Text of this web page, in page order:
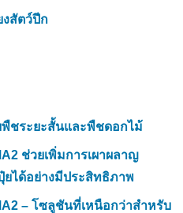
งสัตว์ปีก
พืชระยะสั้นและพืชดอกไม้
ช่วยเพิ่มการเผาผลาญ
ยได้อย่างมีประสิทธิภาพ
– โซลูชันที่เหนือกว่าสำหรับ